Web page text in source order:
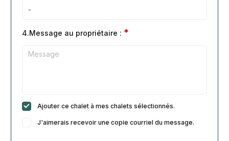
4.Message au propriétaire : *
Ajouter ce chalet à mes chalets sélectionnés.
J'aimerais recevoir une copie courriel du message.